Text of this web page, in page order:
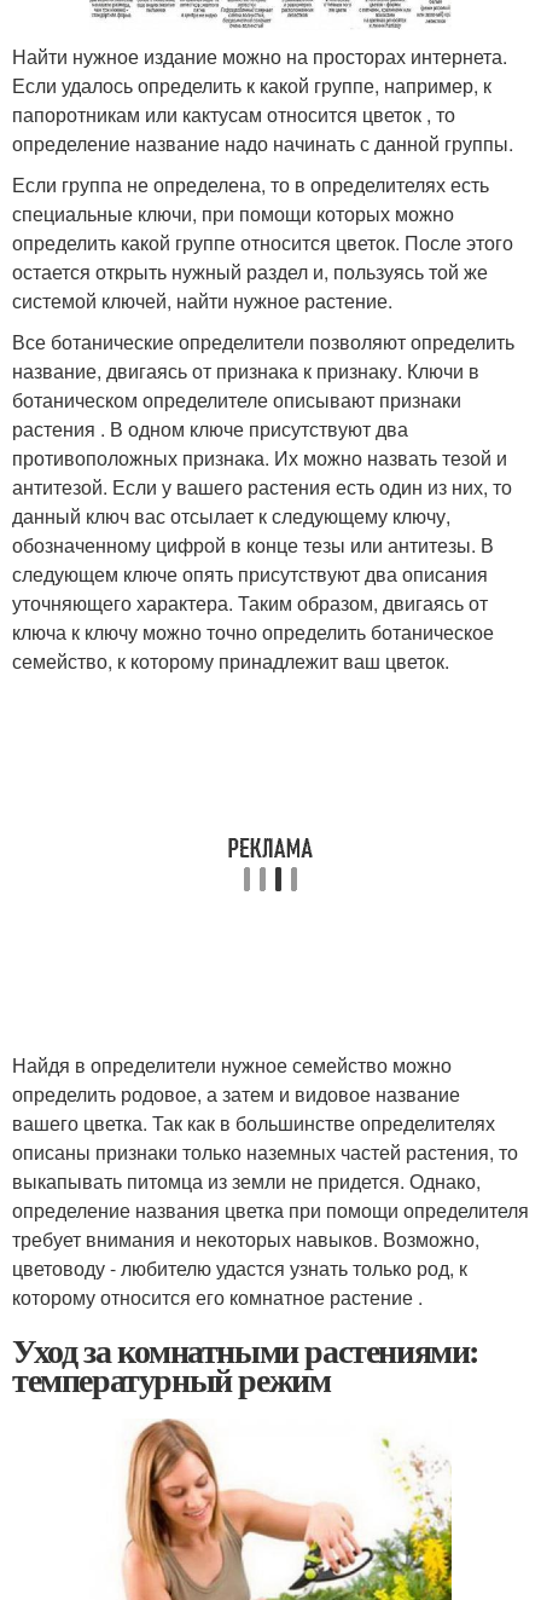
Найти нужное издание можно на просторах интернета.
Если удалось определить к какой группе, например, к
папоротникам или кактусам относится цветок , то
определение название надо начинать с данной группы.
Если группа не определена, то в определителях есть
специальные ключи, при помощи которых можно
определить какой группе относится цветок. После этого
остается открыть нужный раздел и, пользуясь той же
системой ключей, найти нужное растение.
Все ботанические определители позволяют определить
название, двигаясь от признака к признаку. Ключи в
ботаническом определителе описывают признаки
растения . В одном ключе присутствуют два
противоположных признака. Их можно назвать тезой и
антитезой. Если у вашего растения есть один из них, то
данный ключ вас отсылает к следующему ключу,
обозначенному цифрой в конце тезы или антитезы. В
следующем ключе опять присутствуют два описания
уточняющего характера. Таким образом, двигаясь от
ключа к ключу можно точно определить ботаническое
семейство, к которому принадлежит ваш цветок.
Найдя в определители нужное семейство можно
определить родовое, а затем и видовое название
вашего цветка. Так как в большинстве определителях
описаны признаки только наземных частей растения, то
выкапывать питомца из земли не придется. Однако,
определение названия цветка при помощи определителя
требует внимания и некоторых навыков. Возможно,
цветоводу - любителю удастся узнать только род, к
которому относится его комнатное растение .
Уход за комнатными растениями:
температурный режим